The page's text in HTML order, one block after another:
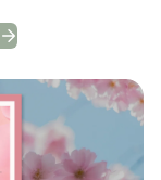
Trauring Special